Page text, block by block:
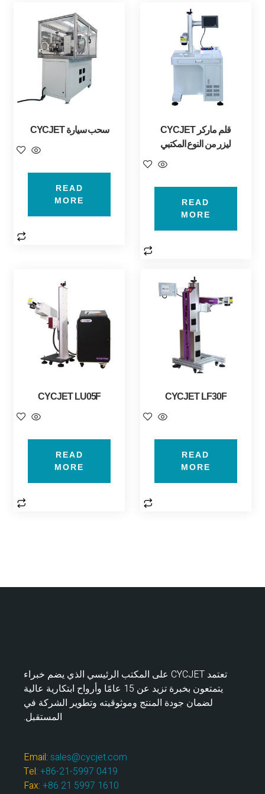
CYCJET سحب سيارة
READ
MORE
CYCJET قلم ماركر
ليزر من النوع المكتبي
READ
MORE
CYCJET LU05F
READ
MORE
CYCJET LF30F
READ
MORE
تعتمد CYCJET على المكتب الرئيسي الذي يضم خبراء
يتمتعون بخبرة تزيد عن 15 عامًا وأرواح ابتكارية عالية
لضمان جودة المنتج وموثوقيته وتطوير الشركة في
المستقبل.
Email: sales@cycjet.com
Tel: +86-21-5997 0419
Fax: +86 21 5997 1610